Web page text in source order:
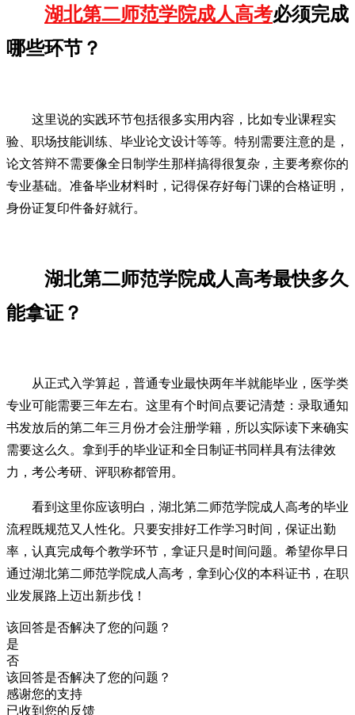
湖北第二师范学院成人高考必须完成
哪些环节？
这里说的实践环节包括很多实用内容，比如专业课程实
验、职场技能训练、毕业论文设计等等。特别需要注意的是，
论文答辩不需要像全日制学生那样搞得很复杂，主要考察你的
专业基础。准备毕业材料时，记得保存好每门课的合格证明，
身份证复印件备好就行。
湖北第二师范学院成人高考最快多久
能拿证？
从正式入学算起，普通专业最快两年半就能毕业，医学类
专业可能需要三年左右。这里有个时间点要记清楚：录取通知
书发放后的第二年三月份才会注册学籍，所以实际读下来确实
需要这么久。拿到手的毕业证和全日制证书同样具有法律效
力，考公考研、评职称都管用。
看到这里你应该明白，湖北第二师范学院成人高考的毕业
流程既规范又人性化。只要安排好工作学习时间，保证出勤
率，认真完成每个教学环节，拿证只是时间问题。希望你早日
通过湖北第二师范学院成人高考，拿到心仪的本科证书，在职
业发展路上迈出新步伐！
该回答是否解决了您的问题？
是
否
该回答是否解决了您的问题？
感谢您的支持
已收到您的反馈